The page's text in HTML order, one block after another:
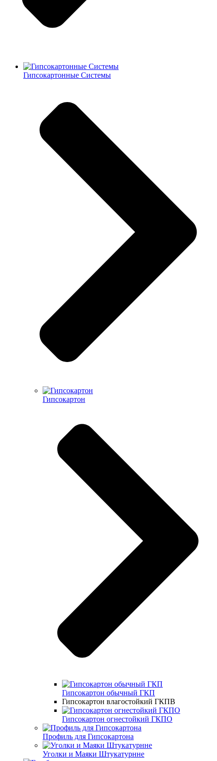
Гипсокартонные Системы
Гипсокартон
Гипсокартон обычный ГКП
Гипсокартон влагостойкий ГКПВ
Гипсокартон огнестойкий ГКПО
Профиль для Гипсокартона
Уголки и Маяки Штукатурнне